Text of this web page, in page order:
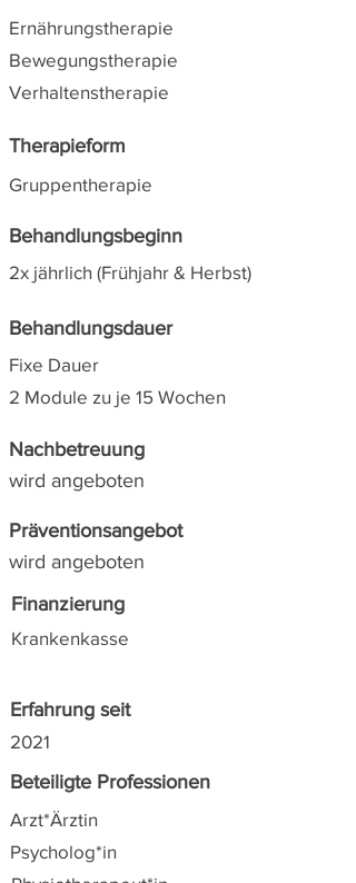
Ernährungstherapie
Bewegungstherapie
Verhaltenstherapie
Therapieform
Gruppentherapie
Behandlungsbeginn
2x jährlich (Frühjahr & Herbst)
Behandlungsdauer
Fixe Dauer
2 Module zu je 15 Wochen
Nachbetreuung
wird angeboten
Präventionsangebot
wird angeboten
Finanzierung
Krankenkasse
Erfahrung seit
2021
Beteiligte Professionen
Arzt*Ärztin
Psycholog*in